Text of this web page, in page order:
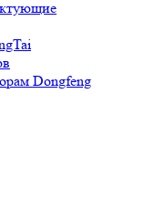
Dongfeng